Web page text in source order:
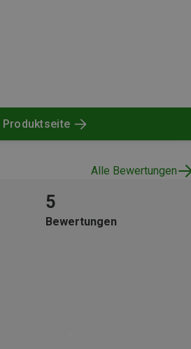
Produktseite
Alle Bewertungen
5
Bewertungen